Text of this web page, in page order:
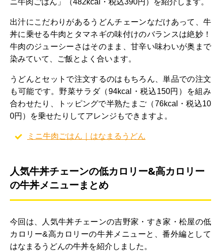
出汁にこだわりがあるうどんチェーンなだけあって、牛
丼に乗せる牛肉とタマネギの味付けのバランスは絶妙！
牛肉のジューシーさはそのまま、甘辛い味わいが奥まで
染みていて、ご飯とよく合います。
うどんとセットで注文するのはもちろん、単品での注文
も可能です。野菜サラダ（94kcal・税込150円）を組み
合わせたり、トッピングで半熟たまご（76kcal・税込10
0円）を乗せたりしてアレンジもできますよ。
ミニ牛肉ごはん｜はなまるうどん
人気牛丼チェーンの低カロリー&高カロリー
の牛丼メニューまとめ
今回は、人気牛丼チェーンの吉野家・すき家・松屋の低
カロリー&高カロリーの牛丼メニューと、番外編として
はなまるうどんの牛丼を紹介しました。